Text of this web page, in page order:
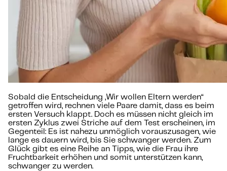
Sobald die Entscheidung „Wir wollen Eltern werden“
getroffen wird, rechnen viele Paare damit, dass es beim
ersten Versuch klappt. Doch es müssen nicht gleich im
ersten Zyklus zwei Striche auf dem Test erscheinen, im
Gegenteil: Es ist nahezu unmöglich vorauszusagen, wie
lange es dauern wird, bis Sie schwanger werden. Zum
Glück gibt es eine Reihe an Tipps, wie die Frau ihre
Fruchtbarkeit erhöhen und somit unterstützen kann,
schwanger zu werden.